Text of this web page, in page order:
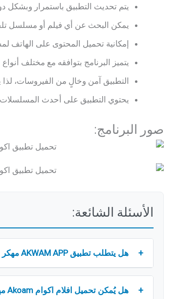
يتم تحديث التطبيق باستمرار وبشكل
يمكن البحث عن أي فيلم أو مسلسل
إمكانية تحميل المحتوى على الهاتف
يتميز البرنامج بتوافقه مع مختلف
التطبيق آمن وخالٍ من الفيروسات،
يحتوي التطبيق على أحدث
صور البرنامج:
الأسئلة الشائعة:
هل يتطلب تطبيق AKWAM APP مهكر الإتصال بالإنترنت؟ +
هل يُمكن تحميل افلام اكوام Akoam مهكر برابط مُباشر؟ +